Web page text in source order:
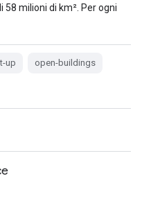
milioni di km². Per ogni
up open-buildings